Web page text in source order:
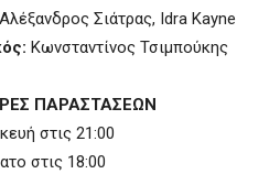
Σιάτρας, Idra Kayne
Κωνσταντίνος Τσιμπούκης
ΠΑΡΑΣΤΑΣΕΩΝ
στις 21:00
στις 18:00